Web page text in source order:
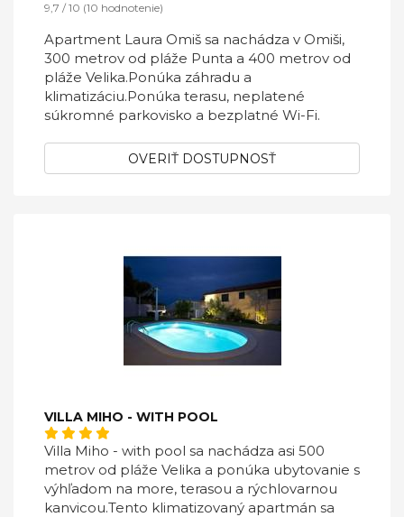
9,7 / 10 (10 hodnotenie)
Apartment Laura Omiš sa nachádza v Omiši,
300 metrov od pláže Punta a 400 metrov od
pláže Velika.Ponúka záhradu a
klimatizáciu.Ponúka terasu, neplatené
súkromné ​​parkovisko a bezplatné Wi-Fi.
OVERIŤ DOSTUPNOSŤ
VILLA MIHO - WITH POOL
Villa Miho - with pool sa nachádza asi 500
metrov od pláže Velika a ponúka ubytovanie s
výhľadom na more, terasou a rýchlovarnou
kanvicou.Tento klimatizovaný apartmán sa